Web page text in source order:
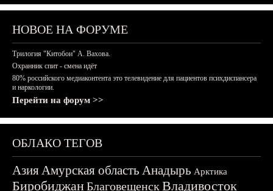
НОВОЕ НА ФОРУМЕ
Трилогия "Китобои" А. Вахова.
Охранник спит - смена идёт
80% российского медиаконтента это телевидение для пациентов психдиспансера
и наркологии.
Перейти на форум >>
ОБЛАКО ТЕГОВ
АзияАмурская область Анадырь Арктика
БиробиджанБлаговещенскВладивосток